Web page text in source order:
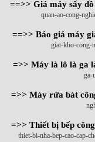
==>> Giá máy sấy
quan-ao-cong-
==>> Báo giá máy
giat-kho-cong-
=>> Máy là lô là ga
ga-
=>> Máy rửa bát
=>> Thiết bị bếp
thiet-bi-nha-bep-cao-cap-